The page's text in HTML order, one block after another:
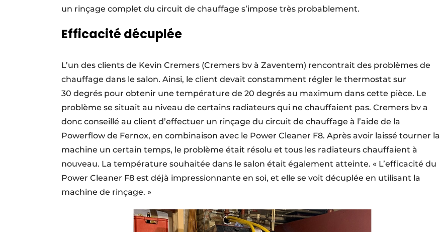
un rinçage complet du circuit de chauffage s’impose très probablement.
Efficacité décuplée
L’un des clients de Kevin Cremers (Cremers bv à Zaventem) rencontrait des problèmes de
chauffage dans le salon. Ainsi, le client devait constamment régler le thermostat sur
30 degrés pour obtenir une température de 20 degrés au maximum dans cette pièce. Le
problème se situait au niveau de certains radiateurs qui ne chauffaient pas. Cremers bv a
donc conseillé au client d’effectuer un rinçage du circuit de chauffage à l’aide de la
Powerflow de Fernox, en combinaison avec le Power Cleaner F8. Après avoir laissé tourner la
machine un certain temps, le problème était résolu et tous les radiateurs chauffaient à
nouveau. La température souhaitée dans le salon était également atteinte. « L’efficacité du
Power Cleaner F8 est déjà impressionnante en soi, et elle se voit décuplée en utilisant la
machine de rinçage. »